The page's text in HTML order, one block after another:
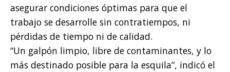
asegurar condiciones óptimas para que el
trabajo se desarrolle sin contratiempos, ni
pérdidas de tiempo ni de calidad.
“Un galpón limpio, libre de contaminantes, y lo
más destinado posible para la esquila”, indicó el